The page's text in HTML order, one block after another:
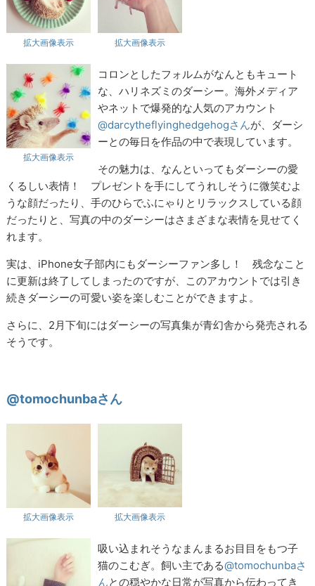
拡大画像表示 拡大画像表示
拡大画像表示
コロンとしたフォルムがなんともキュート
な、ハリネズミのダーシー。海外メディア
やネットで爆発的な人気のアカウント
@darcytheflyinghedgehogさんが、ダーシ
ーとの毎日を作品の中で表現しています。
その魅力は、なんといってもダーシーの愛
くるしい表情！ プレゼントを手にしてうれしそうに微笑むよ
うな顔だったり、手のひらでふにゃりとリラックスしている顔
だったりと、写真の中のダーシーはさまざまな表情を見せてく
れます。
実は、iPhone女子部内にもダーシーファン多し！ 残念なこと
に更新は終了してしまったのですが、このアカウントでは引き
続きダーシーの可愛い姿を楽しむことができますよ。
さらに、2月下旬にはダーシーの写真集が青幻舎から発売される
そうです。
@tomochunbaさん
拡大画像表示 拡大画像表示
吸い込まれそうなまんまるお目目をもつ子
猫のこむぎ。飼い主である@tomochunbaさ
んとの穏やかな日常が写真から伝わってき